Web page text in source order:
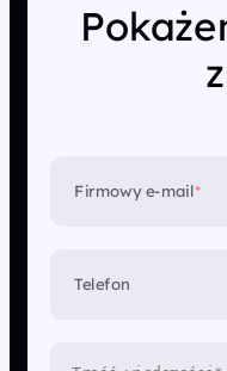
Firmowy e-mail*
Telefon